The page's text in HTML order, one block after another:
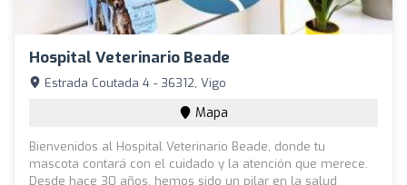
Hospital Veterinario Beade
Estrada Coutada 4 - 36312, Vigo
Mapa
Bienvenidos al Hospital Veterinario Beade, donde tu
mascota contará con el cuidado y la atención que merece.
Desde hace 30 años, hemos sido un pilar en la salud